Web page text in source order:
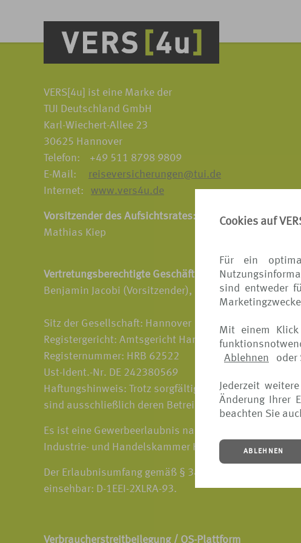
Cookies auf
Für ein
sind entweder
Mit einem
Ablehnen
oder
Jederzeit
Änderung Ihrer
beachten Sie
ABLEHNEN
VERS[4u] ist eine Marke der
TUI Deutschland GmbH
Karl-Wiechert-Allee 23
30625 Hannover
Telefon: +49 511 8798 9809
E-Mail:
reiseversicherungen@tui.de
Internet: www.vers4u.de
Vorsitzender des Aufsichtsrates:
Mathias Kiep
Vertretungsberechtigte Geschäftsführer:
Benjamin Jacobi (Vorsitzender), Dr. Susanne Gauglitz
Sitz der Gesellschaft: Hannover
Registergericht: Amtsgericht Hannover
Registernummer: HRB 62522
Ust-Ident.-Nr. DE 242380569
Haftungshinweis: Trotz sorgfältiger inhaltlicher
sind ausschließlich deren Betreiber
Es ist eine Gewerbeerlaubnis nach § 34d Abs. 1
Industrie- und Handelskammer Hannover,
Der Erlaubnisumfang gemäß § 34d Absatz 1 der
einsehbar: D-1EEI-2XLRA-93.
Verbraucherstreitbeilegung / OS-Plattform